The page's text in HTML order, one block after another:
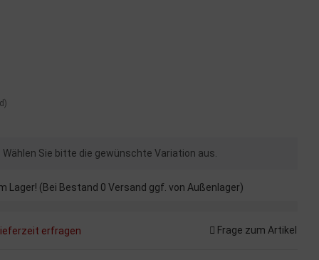
Sie bitte die gewünschte Variation aus.
Lager! (Bei Bestand 0 Versand ggf. von Außenlager)
erfragen Frage zum Artikel